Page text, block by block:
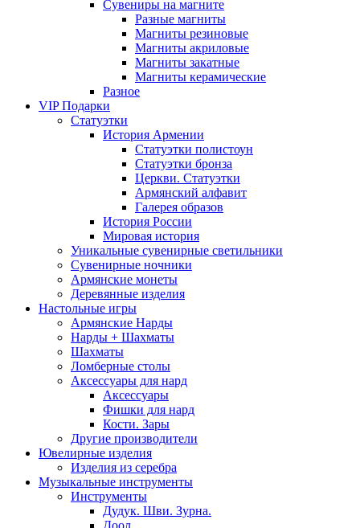
Сувениры на магните
Разные магниты
Магниты резиновые
Магниты акриловые
Магниты закатные
Магниты керамические
Разное
VIP Подарки
Статуэтки
История Армении
Статуэтки полистоун
Статуэтки бронза
Церкви. Статуэтки
Армянский алфавит
Галерея образов
История России
Мировая история
Уникальные сувенирные светильники
Сувенирные ночники
Армянские монеты
Деревянные изделия
Настольные игры
Армянские Нарды
Нарды + Шахматы
Шахматы
Ломберные столы
Аксессуары для нард
Аксессуары
Фишки для нард
Кости. Зары
Другие производители
Ювелирные изделия
Изделия из серебра
Музыкальные инструменты
Инструменты
Дудук. Шви. Зурна.
Доол